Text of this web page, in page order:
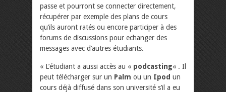
passe et pourront se connecter directement,
récupérer par exemple des plans de cours
qu’ils auront ratés ou encore participer à des
forums de discussions pour echanger des
messages avec d’autres étudiants.
« L’étudiant a aussi accès au « podcasting« . Il
peut télécharger sur un Palm ou un Ipod un
cours déjà diffusé dans son université s’il a eu